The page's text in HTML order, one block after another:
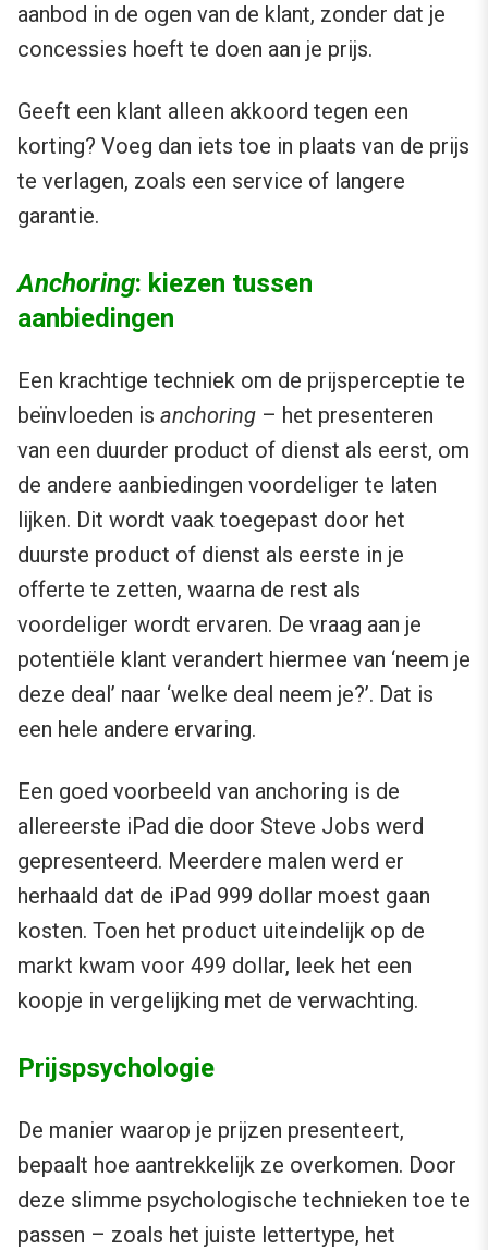
aanbod in de ogen van de klant, zonder dat je
concessies hoeft te doen aan je prijs.
Geeft een klant alleen akkoord tegen een
korting? Voeg dan iets toe in plaats van de prijs
te verlagen, zoals een service of langere
garantie.
Anchoring: kiezen tussen
aanbiedingen
Een krachtige techniek om de prijsperceptie te
beïnvloeden is anchoring – het presenteren
van een duurder product of dienst als eerst, om
de andere aanbiedingen voordeliger te laten
lijken. Dit wordt vaak toegepast door het
duurste product of dienst als eerste in je
offerte te zetten, waarna de rest als
voordeliger wordt ervaren. De vraag aan je
potentiële klant verandert hiermee van ‘neem je
deze deal’ naar ‘welke deal neem je?’. Dat is
een hele andere ervaring.
Een goed voorbeeld van anchoring is de
allereerste iPad die door Steve Jobs werd
gepresenteerd. Meerdere malen werd er
herhaald dat de iPad 999 dollar moest gaan
kosten. Toen het product uiteindelijk op de
markt kwam voor 499 dollar, leek het een
koopje in vergelijking met de verwachting.
Prijspsychologie
De manier waarop je prijzen presenteert,
bepaalt hoe aantrekkelijk ze overkomen. Door
deze slimme psychologische technieken toe te
passen – zoals het juiste lettertype, het